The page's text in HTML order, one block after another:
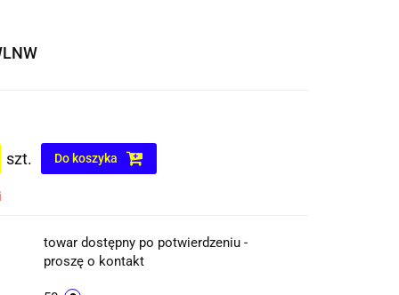
szt. Do koszyka
towar dostępny po potwierdzeniu -
proszę o kontakt